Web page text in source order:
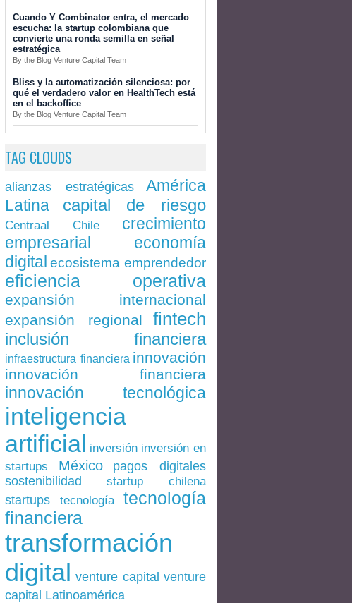
Cuando Y Combinator entra, el mercado
escucha: la startup colombiana que
convierte una ronda semilla en señal
estratégica
By the Blog Venture Capital Team
Bliss y la automatización silenciosa: por
qué el verdadero valor en HealthTech está
en el backoffice
By the Blog Venture Capital Team
TAG CLOUDS
alianzas estratégicas
América
Latina
capital de riesgo
Centraal Chile
crecimiento
empresarial
economía
digital ecosistema emprendedor
eficiencia operativa
expansión internacional
expansión regional
fintech
inclusión financiera
infraestructura financiera innovación
innovación financiera
innovación tecnológica
inteligencia
artificial inversión inversión en
startups
México pagos digitales
sostenibilidad startup chilena
startups tecnología
tecnología
financiera
transformación
digital venture capital venture
capital Latinoamérica